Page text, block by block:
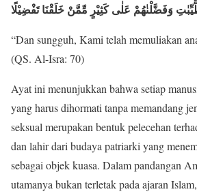
وَفَضَّلْنٰهُمْ عَلٰى كَثِيْرٍ مِّمَّنْ خَلَقْنَا تَفْضِيْلًا
“Dan sungguh, Kami telah memuliakan
(QS. Al-Isra: 70)
Ayat ini menunjukkan bahwa setiap
yang harus dihormati tanpa memandang
seksual merupakan bentuk pelecehan
dan lahir dari budaya patriarki yang
sebagai objek kuasa. Dalam pandangan
utamanya bukan terletak pada ajaran